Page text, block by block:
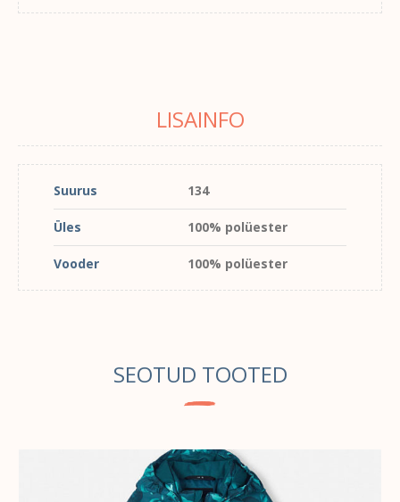
LISAINFO
Suurus 134
Üles 100% polüester
Vooder 100% polüester
SEOTUD TOOTED